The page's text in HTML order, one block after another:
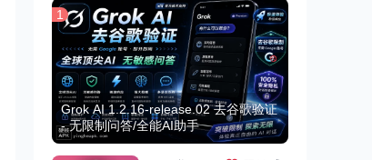
1
Grok AI 1.2.16-release.02 去谷歌验证
- 无限制问答/全能AI助手